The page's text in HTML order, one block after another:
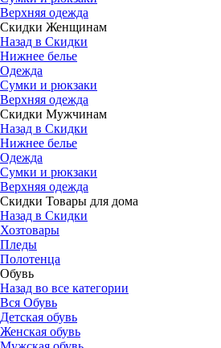
Верхняя одежда
Скидки Женщинам
Назад в Скидки
Нижнее белье
Одежда
Сумки и рюкзаки
Верхняя одежда
Скидки Мужчинам
Назад в Скидки
Нижнее белье
Одежда
Сумки и рюкзаки
Верхняя одежда
Скидки Товары для дома
Назад в Скидки
Хозтовары
Пледы
Полотенца
Обувь
Назад во все категории
Вся Обувь
Детская обувь
Женская обувь